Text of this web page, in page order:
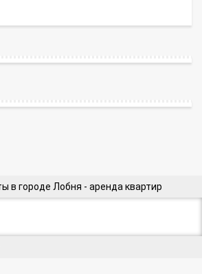
в городе Лобня - аренда квартир